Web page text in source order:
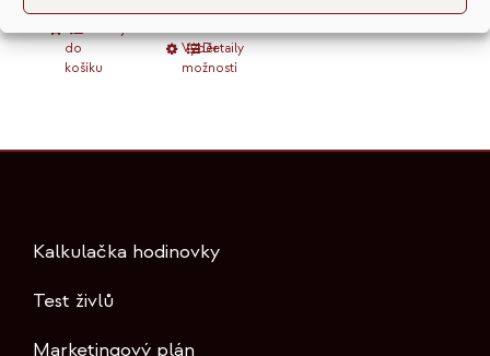
Přidat
do
košíku
Detaily
Výběr
možností
Tento
vybrat
produktu
Detaily
Kalkulačka hodinovky
Test živlů
Marketingový plán